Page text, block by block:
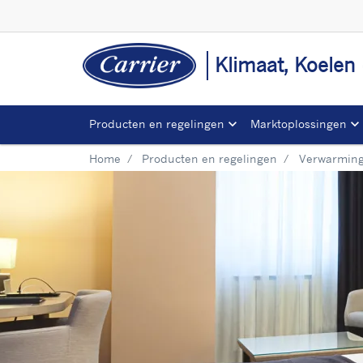
Klimaat,
Producten en regelingen Marktoplossingen
Home Producten en regelingen